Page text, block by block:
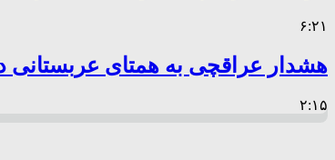
۶:۲۱
هشدار عراقچی به همتای عربستانی
۲:۱۵